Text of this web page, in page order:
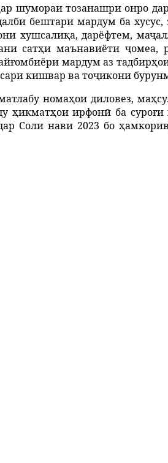
ар шумораи тозанашри онро дар
алби бештари мардум ба хусус,
хушсалиқа,дарёфтем, маҷ
сатҳи маънавиёти ҷомеа,
ғомбиёри мардум аз тадбирҳ
кишвар ватоҷикони
номаҳои диловез, маҳ
ҳикматҳои ирфонӣ ба суроғи
Соли нави 2023 бо ҳам